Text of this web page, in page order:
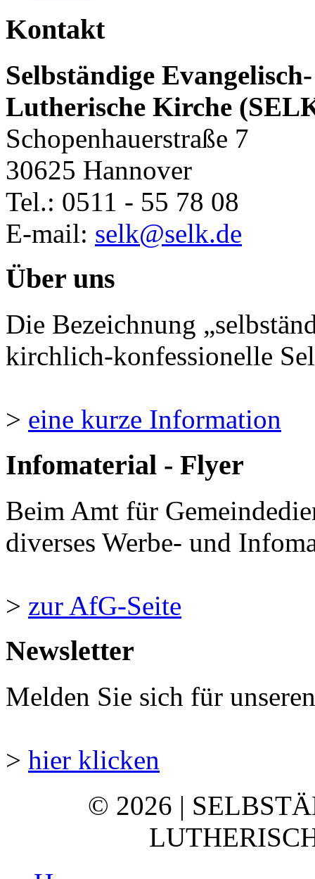
Kontakt
Selbständige Evangelisch-
Lutherische Kirche
Schopenhauerstraße 7
30625 Hannover
Tel.: 0511 - 55 78 08
E-mail: selk@selk.de
Über uns
Die Bezeichnung
kirchlich-konfessionelle
> eine kurze Information
Infomaterial - Flyer
Beim Amt für
diverses Werbe- und
> zur AfG-Seite
Newsletter
Melden Sie sich für
> hier klicken
© 2026 |